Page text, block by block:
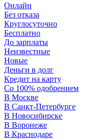
Онлайн
Без отказа
Круглосуточно
Бесплатно
До зарплаты
Неизвестные
Новые
Деньги в долг
Кредит на карту
Со 100% одобрением
В Москве
В Санкт-Петербурге
В Новосибирске
В Воронеже
В Краснодаре